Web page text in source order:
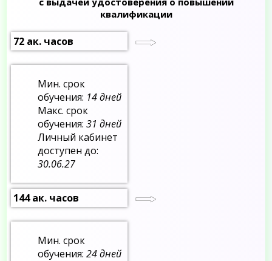
квалификации
72 ак. часов
Мин. срок
обучения: 14 дней
Макс. срок
обучения:31 дней
Личный кабинет
доступен до:
30.06.27
144 ак. часов
Мин. срок
обучения:24 дней